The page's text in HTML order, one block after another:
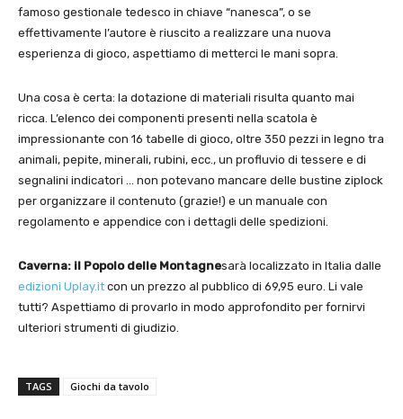
famoso gestionale tedesco in chiave “nanesca”, o se
effettivamente l’autore è riuscito a realizzare una nuova
esperienza di gioco, aspettiamo di metterci le mani sopra.
Una cosa è certa: la dotazione di materiali risulta quanto mai
ricca. L’elenco dei componenti presenti nella scatola è
impressionante con 16 tabelle di gioco, oltre 350 pezzi in legno tra
animali, pepite, minerali, rubini, ecc., un profluvio di tessere e di
segnalini indicatori … non potevano mancare delle bustine ziplock
per organizzare il contenuto (grazie!) e un manuale con
regolamento e appendice con i dettagli delle spedizioni.
Caverna: il Popolo delle Montagnesarà localizzato in Italia dalle
edizioni Uplay.it con un prezzo al pubblico di 69,95 euro. Li vale
tutti? Aspettiamo di provarlo in modo approfondito per fornirvi
ulteriori strumenti di giudizio.
TAGS Giochi da tavolo